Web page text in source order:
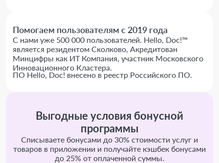
Помогаем пользователям с 2019 года
С нами уже 500 000 пользователей. Hello, Doc!™
является резидентом Сколково, Акредитован
Минцифры как ИТ Компания, участник Московского
Инновационного Кластера.
ПО Hello, Doc! внесено в реестр Российского ПО.
Выгодные условия бонусной
программы
Списываете бонусами до 30% стоимости услуг и
товаров в приложении и получайте кэшбек бонусами
до 25% от оплаченной суммы.